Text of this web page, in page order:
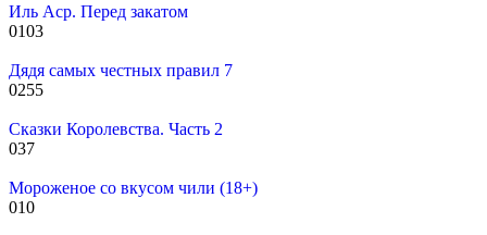
Иль Аср. Перед закатом
0103
Дядя самых честных правил 7
0255
Сказки Королевства. Часть 2
037
Мороженое со вкусом чили (18+)
010